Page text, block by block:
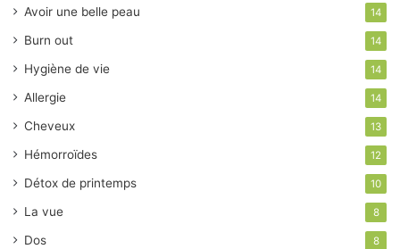
Avoir une belle peau 14
Burn out 14
Hygiène de vie 14
Allergie 14
Cheveux 13
Hémorroïdes 12
Détox de printemps 10
La vue 8
Dos 8